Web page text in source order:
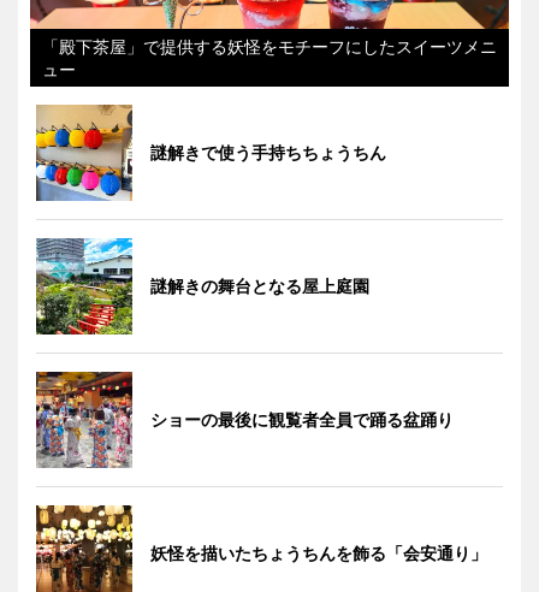
「殿下茶屋」で提供する妖怪をモチーフにしたスイーツメニ
ュー
謎解きで使う手持ちちょうちん
謎解きの舞台となる屋上庭園
ショーの最後に観覧者全員で踊る盆踊り
妖怪を描いたちょうちんを飾る「会安通り」